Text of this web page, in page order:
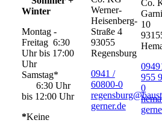
Winter
Montag -
Freitag 6:30
Uhr bis 17:00
Uhr
Samstag*
6:30 Uhr
bis 12:00 Uhr
*Keine
Werner-
Heisenberg-
Straße 4
93055
Regensburg
0941 /
60800-0
gerner.de
Co.
10
955
0